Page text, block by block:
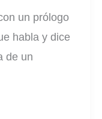
un prólogo
habla y dice
de un